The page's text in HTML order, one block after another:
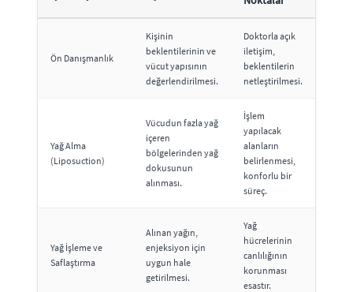
Ön Danışmanlık
Kişinin
beklentilerinin ve
vücut yapısının
değerlendirilmesi.
Doktorla açık
iletişim,
beklentilerin
netleştirilmesi.
Yağ Alma
(Liposuction)
Vücudun fazla yağ
içeren
bölgelerinden yağ
dokusunun
alınması.
İşlem
yapılacak
alanların
belirlenmesi,
konforlu bir
süreç.
Yağ İşleme ve
Saflaştırma
Alınan yağın,
enjeksiyon için
uygun hale
getirilmesi.
Yağ
hücrelerinin
canlılığının
korunması
esastır.